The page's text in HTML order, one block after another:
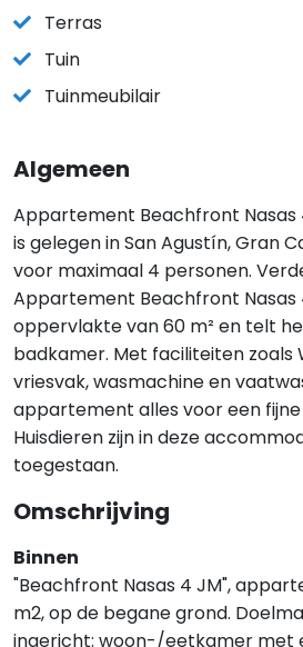
Terras
Tuin
Tuinmeubilair
Algemeen
Appartement Beachfront Nasas
is gelegen in San Agustín, Gran
voor maximaal 4 personen.
Appartement Beachfront Nasas
oppervlakte van 60 m² en telt
badkamer. Met faciliteiten zoals
vriesvak, wasmachine en
appartement alles voor een fijne
Huisdieren zijn in deze
toegestaan.
Omschrijving
Binnen
"Beachfront Nasas 4 JM",
m2, op de begane grond.
ingericht: woon-/eetkamer met